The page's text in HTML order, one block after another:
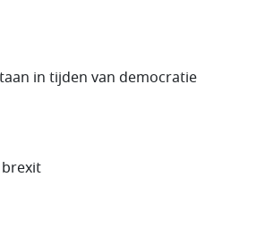
in tijden van democratie